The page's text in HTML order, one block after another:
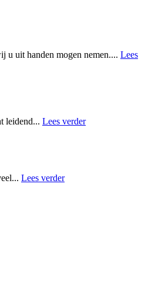
u uit handen mogen nemen.... Lees
leidend... Lees verder
Lees verder